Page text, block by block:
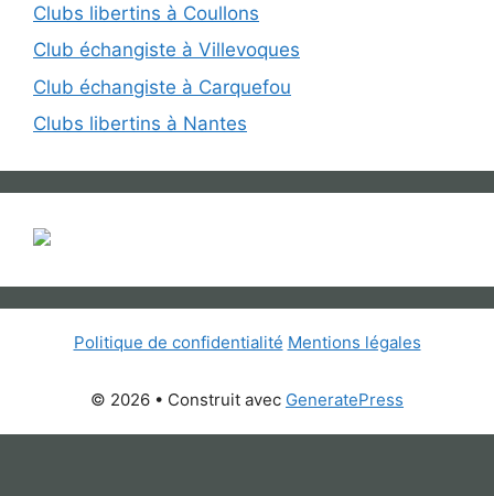
Clubs libertins à Coullons
Club échangiste à Villevoques
Club échangiste à Carquefou
Clubs libertins à Nantes
Politique de confidentialité Mentions légales
© 2026 • Construit avec GeneratePress